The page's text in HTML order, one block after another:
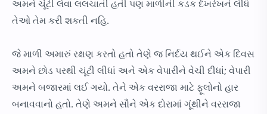
અમને ચૂંટી લેવા લલચાતી હતી પણ માળીની કડક દેખરેખને લીધે
તેઓ તેમ કરી શકતી નહિ.
જે માળી અમારું રક્ષણ કરતો હતો તેણે જ નિર્દય થઈને એક દિવસ
અમને છોડ પરથી ચૂંટી લીધાં અને એક વેપારીને વેચી દીધાં; વેપારી
અમને બજારમાં લઈ ગયો. તેને એક વરરાજા માટે ફૂલોનો હાર
બનાવવાનો હતો. તેણે અમને સૌને એક દોરામાં ગૂંથીને વરરાજા